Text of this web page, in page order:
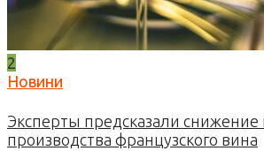
2
Новини
Эксперты предсказали снижение
производства французского вина